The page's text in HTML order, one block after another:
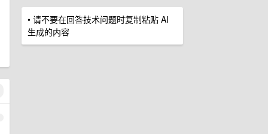
• 请不要在回答技术问题时复制粘贴 AI
生成的内容